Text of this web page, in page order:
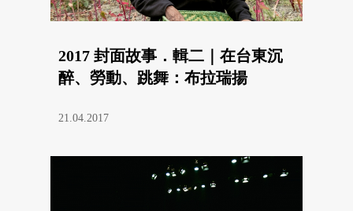
2017 封面故事．輯二｜在台東沉
醉、勞動、跳舞：布拉瑞揚
21.04.2017